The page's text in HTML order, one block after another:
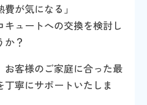
が気になる」
キュートへの交換を検討し
か？
お客様のご家庭に合った最
寧にサポートいたしま